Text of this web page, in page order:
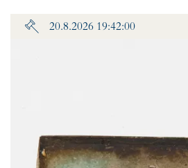
20.8.2026 19:42:00